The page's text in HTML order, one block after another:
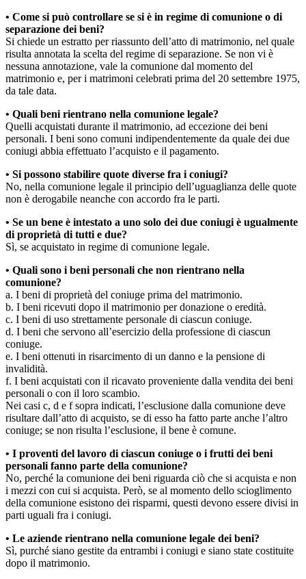
• Come si può controllare se si è in regime di comunione o di
separazione dei beni?
Si chiede un estratto per riassunto dell’atto di matrimonio, nel quale
risulta annotata la scelta del regime di separazione. Se non vi è
nessuna annotazione, vale la comunione dal momento del
matrimonio e, per i matrimoni celebrati prima del 20 settembre 1975,
da tale data.
• Quali beni rientrano nella comunione legale?
Quelli acquistati durante il matrimonio, ad eccezione dei beni
personali. I beni sono comuni indipendentemente da quale dei due
coniugi abbia effettuato l’acquisto e il pagamento.
• Si possono stabilire quote diverse fra i coniugi?
No, nella comunione legale il principio dell’uguaglianza delle quote
non è derogabile neanche con accordo fra le parti.
• Se un bene è intestato a uno solo dei due coniugi è ugualmente
di proprietà di tutti e due?
Sì, se acquistato in regime di comunione legale.
• Quali sono i beni personali che non rientrano nella
comunione?
a. I beni di proprietà del coniuge prima del matrimonio.
b. I beni ricevuti dopo il matrimonio per donazione o eredità.
c. I beni di uso strettamente personale di ciascun coniuge.
d. I beni che servono all’esercizio della professione di ciascun
coniuge.
e. I beni ottenuti in risarcimento di un danno e la pensione di
invalidità.
f. I beni acquistati con il ricavato proveniente dalla vendita dei beni
personali o con il loro scambio.
Nei casi c, d e f sopra indicati, l’esclusione dalla comunione deve
risultare dall’atto di acquisto, se di esso ha fatto parte anche l’altro
coniuge; se non risulta l’esclusione, il bene è comune.
• I proventi del lavoro di ciascun coniuge o i frutti dei beni
personali fanno parte della comunione?
No, perché la comunione dei beni riguarda ciò che si acquista e non
i mezzi con cui si acquista. Però, se al momento dello scioglimento
della comunione esistono dei risparmi, questi devono essere divisi in
parti uguali fra i coniugi.
• Le aziende rientrano nella comunione legale dei beni?
Sì, purché siano gestite da entrambi i coniugi e siano state costituite
dopo il matrimonio.